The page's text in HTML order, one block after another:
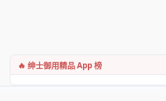
🔥 绅士御用精品 App 榜